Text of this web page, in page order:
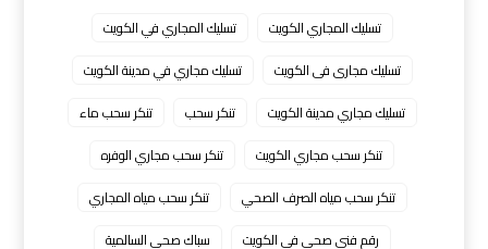
تسليك المجاري الكويت
تسليك المجاري في الكويت
تسليك مجارى فى الكويت
تسليك مجاري في مدينة الكويت
تسليك مجاري مدينة الكويت
تنكر سحب
تنكر سحب ماء
تنكر سحب مجاري الكويت
تنكر سحب مجاري الوفره
تنكر سحب مياه الصرف الصحي
تنكر سحب مياه المجاري
رقم فني صحي في الكويت
سباك صحي السالمية